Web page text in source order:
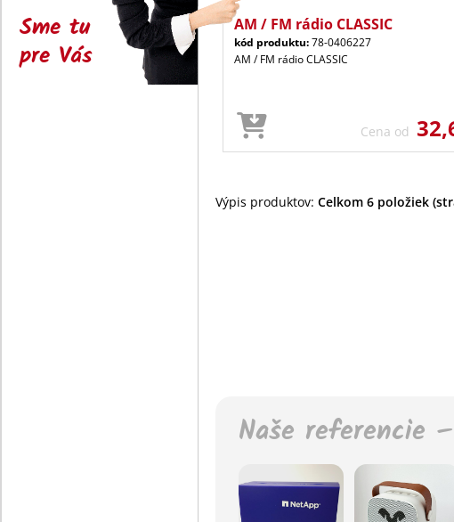
Sme tu
pre Vás
AM / FM rádio CLASSIC
kód produktu:78-0406227
AM / FM rádio CLASSIC
Cena od
Výpis produktov: Celkom 6 položiek
Naše referencie